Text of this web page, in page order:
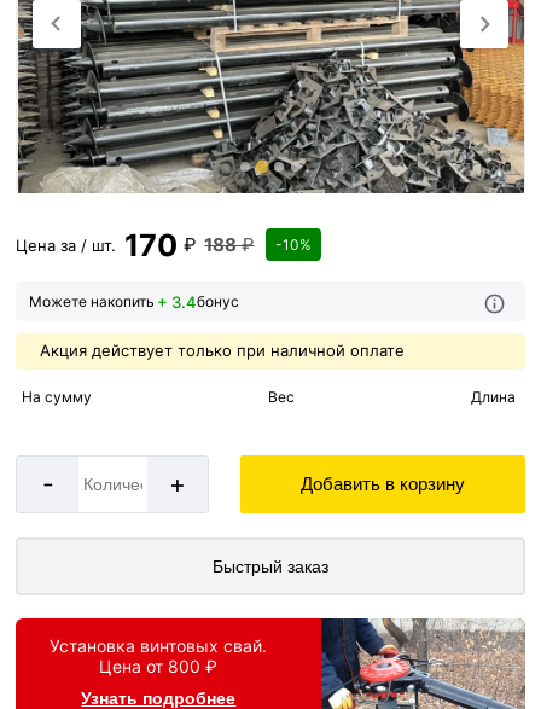
Цена за / шт. 170 ₽ 188₽ -10%
Можете накопить + 3.4бонус
Акция действует только при наличной оплате
На сумму Вес Длина
- + Добавить в корзину
Быстрый заказ
Установка винтовых свай.
Цена от 800 ₽
Узнать подробнее